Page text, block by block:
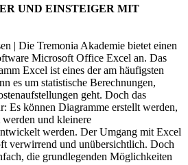
UND EINSTEIGER MIT
| Die Tremonia Akademie bietet einen
Microsoft Office Excel an. Das
Excel ist eines der am häufigsten
es um statistische Berechnungen,
geht. Doch das
Es können Diagramme erstellt werden,
werden und kleinere
werden. Der Umgang mit Excel
verwirrend und unübersichtlich. Doch
die grundlegenden Möglichkeiten